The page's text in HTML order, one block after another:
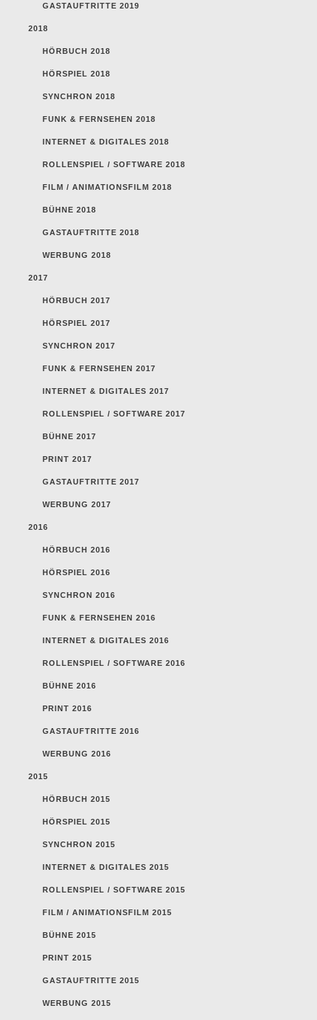
GASTAUFTRITTE 2019
2018
HÖRBUCH 2018
HÖRSPIEL 2018
SYNCHRON 2018
FUNK & FERNSEHEN 2018
INTERNET & DIGITALES 2018
ROLLENSPIEL / SOFTWARE 2018
FILM / ANIMATIONSFILM 2018
BÜHNE 2018
GASTAUFTRITTE 2018
WERBUNG 2018
2017
HÖRBUCH 2017
HÖRSPIEL 2017
SYNCHRON 2017
FUNK & FERNSEHEN 2017
INTERNET & DIGITALES 2017
ROLLENSPIEL / SOFTWARE 2017
BÜHNE 2017
PRINT 2017
GASTAUFTRITTE 2017
WERBUNG 2017
2016
HÖRBUCH 2016
HÖRSPIEL 2016
SYNCHRON 2016
FUNK & FERNSEHEN 2016
INTERNET & DIGITALES 2016
ROLLENSPIEL / SOFTWARE 2016
BÜHNE 2016
PRINT 2016
GASTAUFTRITTE 2016
WERBUNG 2016
2015
HÖRBUCH 2015
HÖRSPIEL 2015
SYNCHRON 2015
INTERNET & DIGITALES 2015
ROLLENSPIEL / SOFTWARE 2015
FILM / ANIMATIONSFILM 2015
BÜHNE 2015
PRINT 2015
GASTAUFTRITTE 2015
WERBUNG 2015